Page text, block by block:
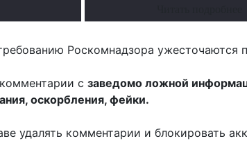
Роскомнадзора ужесточаются
комментарии с заведомо ложной
оскорбления, фейки.
удалять комментарии и блокировать